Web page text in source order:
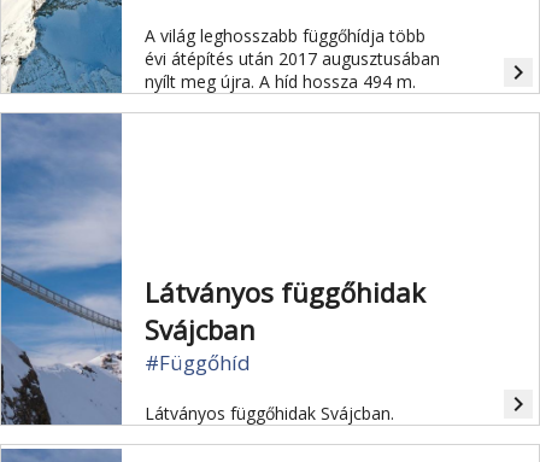
A világ leghosszabb függőhídja több
évi átépítés után 2017 augusztusában
nyílt meg újra. A híd hossza 494 m.
navigate_next
Látványos függőhidak
Svájcban
#Függőhíd
Látványos függőhidak Svájcban. navigate_next